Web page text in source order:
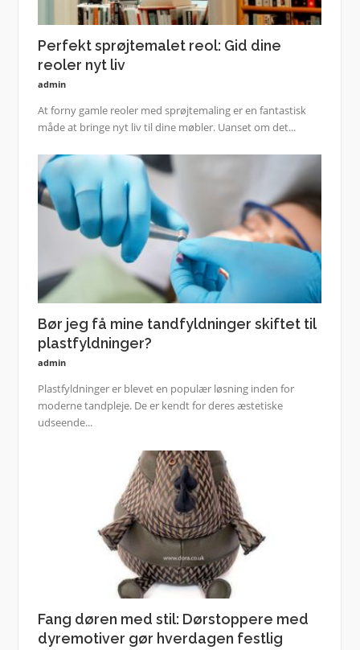
Perfekt sprøjtemalet reol: Gid dine
reoler nyt liv
admin
At forny gamle reoler med sprøjtemaling er en fantastisk
måde at bringe nyt liv til dine møbler. Uanset om det...
Bør jeg få mine tandfyldninger skiftet til
plastfyldninger?
admin
Plastfyldninger er blevet en populær løsning inden for
moderne tandpleje. De er kendt for deres æstetiske
udseende...
Fang døren med stil: Dørstoppere med
dyremotiver gør hverdagen festlig